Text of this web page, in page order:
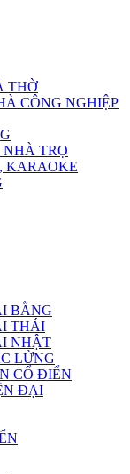
THỜ
CÔNG NGHIỆP
TRỌ
KARAOKE
BẰNG
THÁI
NHẬT
LỬNG
CỔ ĐIỂN
ĐẠI